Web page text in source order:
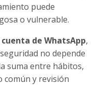
puede
o vulnerable.
de WhatsApp,
no depende
suma entre hábitos,
común y revisión